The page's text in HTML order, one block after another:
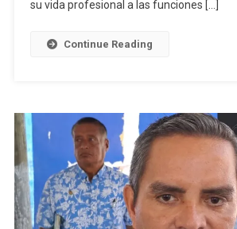
su vida profesional a las funciones […]
Continue Reading